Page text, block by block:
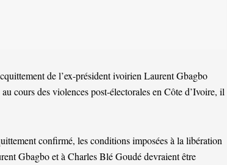
de l’ex-président ivoirien Laurent Gbagbo
cours des violences post-électorales en Côte d’Ivoire, il
confirmé, les conditions imposées à la libération
Gbagbo et à Charles Blé Goudé devraient être